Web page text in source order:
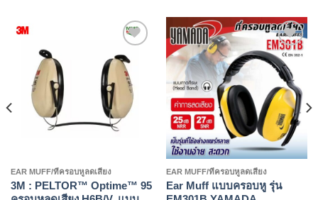
Add to
wishlist
EAR MUFF/ที่ครอบหูลดเสียง
3M : PELTOR™ Optime™ 95
Add to
wishlist
EAR MUFF/ที่ครอบหูลดเสียง
Ear Muff แบบครอบหู รุ่น